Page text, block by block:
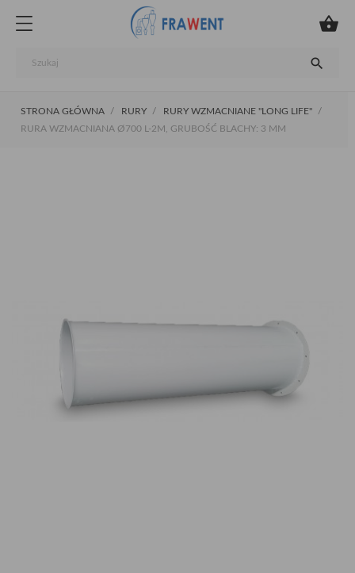


STRONA GŁÓWNA RURY
RURY WZMACNIANE "LONG LIFE"
RURA WZMACNIANA Ø700 L-2M, GRUBOŚĆ BLACHY: 3 MM